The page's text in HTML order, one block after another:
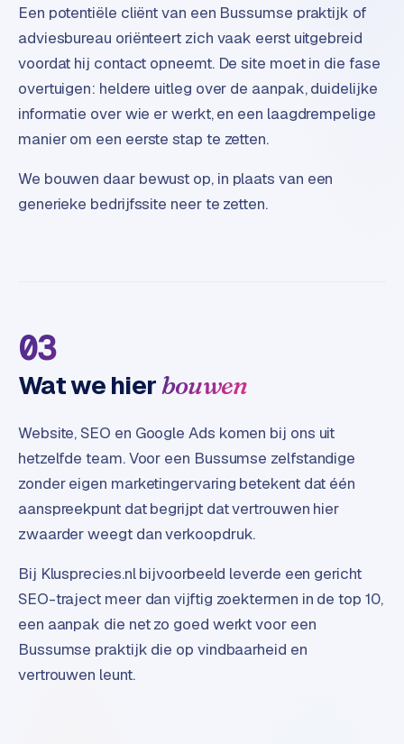
i
n
e
l
W
o
n
r
i
e
r
I
n
d
u
t
r
e
e
n
Een potentiële cliënt van een Bussumse praktijk of
adviesbureau oriënteert zich vaak eerst uitgebreid
voordat hij contact opneemt. De site moet in die fase
overtuigen: heldere uitleg over de aanpak, duidelijke
informatie over wie er werkt, en een laagdrempelige
manier om een eerste stap te zetten.
We bouwen daar bewust op, in plaats van een
generieke bedrijfssite neer te zetten.
03
Wat we hierbouwen
Website, SEO en Google Ads komen bij ons uit
hetzelfde team. Voor een Bussumse zelfstandige
zonder eigen marketingervaring betekent dat één
aanspreekpunt dat begrijpt dat vertrouwen hier
zwaarder weegt dan verkoopdruk.
Bij Klusprecies.nl bijvoorbeeld leverde een gericht
SEO-traject meer dan vijftig zoektermen in de top 10,
een aanpak die net zo goed werkt voor een
Bussumse praktijk die op vindbaarheid en
vertrouwen leunt.